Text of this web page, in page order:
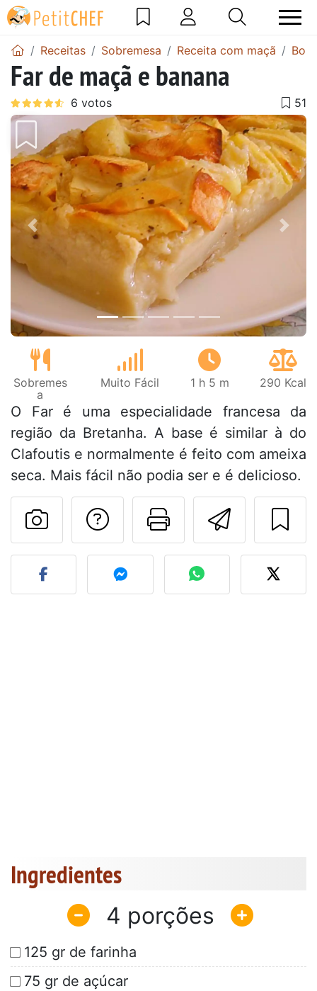
Receitas Sobremesa Receita com maçã
Far de maçã e banana
Anterior Next
Sobremes
a
Muito Fácil 1 h 5 m 290 Kcal
O Far é uma especialidade francesa da
região da Bretanha. A base é similar à do
Clafoutis e normalmente é feito com ameixa
seca. Mais fácil não podia ser e é delicioso.
Imprima
Falar com o autor
Fez esta receita?
Ingredientes
4
125 gr de farinha
75 gr de açúcar